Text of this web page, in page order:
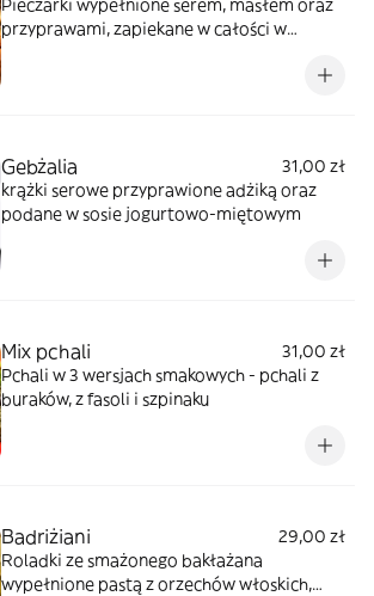
przyprawami, zapiekane w całości w
Gebżalia
31,00 zł
krążki serowe przyprawione adżiką oraz
podane w sosie jogurtowo-miętowym
Mix pchali
31,00 zł
Pchali w 3 wersjach smakowych - pchali z
buraków, z fasoli i szpinaku
Badriżiani
29,00 zł
Roladki ze smażonego bakłażana
wypełnione pastą z orzechów włoskich,